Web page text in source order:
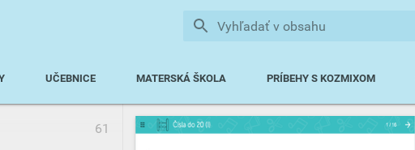
61
Vyhľadať v obsahu
UČEBNICE MATERSKÁ ŠKOLA PRÍBEHY S KOZMIXOM